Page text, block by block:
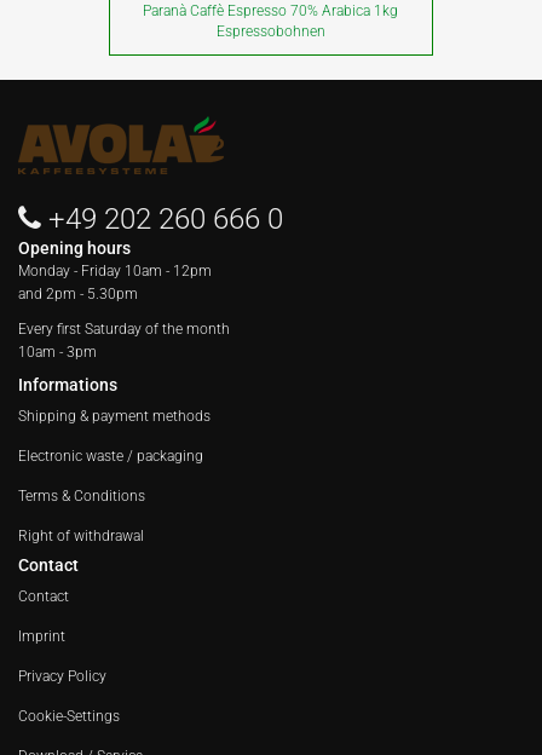
Paranà Caffè Espresso 70% Arabica 1kg
Espressobohnen
+49 202 260 666 0
Opening hours
Monday - Friday 10am - 12pm
and 2pm - 5.30pm
Every first Saturday of the month
10am - 3pm
Informations
Shipping & payment methods
Electronic waste / packaging
Terms & Conditions
Right of withdrawal
Contact
Contact
Imprint
Privacy Policy
Cookie-Settings